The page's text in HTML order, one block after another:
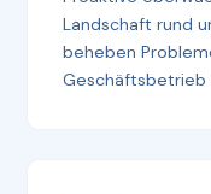
Landschaft rund
beheben
Geschäftsbetrieb